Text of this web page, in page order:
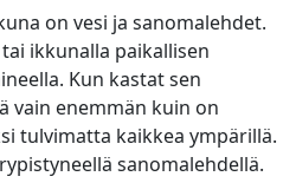
on vesi ja sanomalehdet.
ikkunalla paikallisen
Kun kastat sen
vain enemmän kuin on
tulvimatta kaikkea ympärillä.
sanomalehdellä.